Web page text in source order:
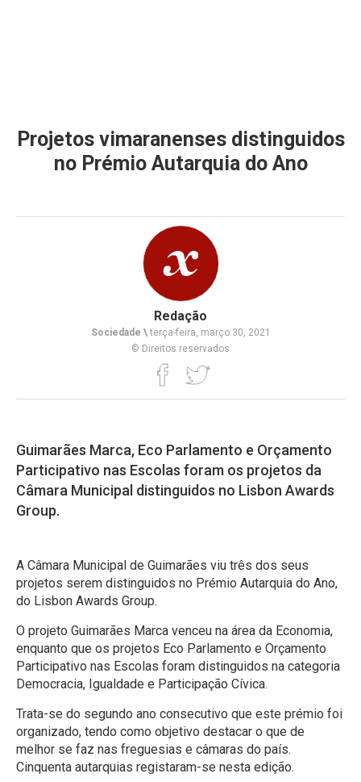
Projetos vimaranenses distinguidos
no Prémio Autarquia do Ano
Redação
Sociedade \terça-feira, março 30, 2021
© Direitos reservados
Guimarães Marca, Eco Parlamento e Orçamento
Participativo nas Escolas foram os projetos da
Câmara Municipal distinguidos no Lisbon Awards
Group.
A Câmara Municipal de Guimarães viu três dos seus
projetos serem distinguidos no Prémio Autarquia do Ano,
do Lisbon Awards Group.
O projeto Guimarães Marca venceu na área da Economia,
enquanto que os projetos Eco Parlamento e Orçamento
Participativo nas Escolas foram distinguidos na categoria
Democracia, Igualdade e Participação Cívica.
Trata-se do segundo ano consecutivo que este prémio foi
organizado, tendo como objetivo destacar o que de
melhor se faz nas freguesias e câmaras do país.
Cinquenta autarquias registaram-se nesta edição.